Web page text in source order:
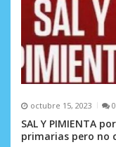
octubre 15, 2023 0
SAL Y PIMIENTA
primarias pero no